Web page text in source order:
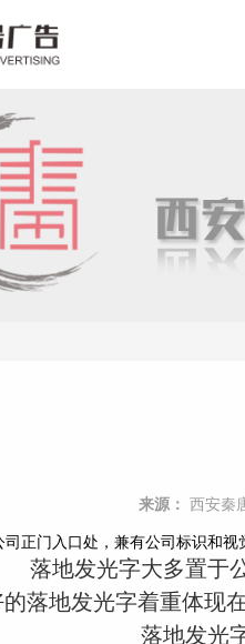
来源： 西安秦
正门入口处，兼有公司标识和视
落地发光字大多置于
落地发光字着重体现
落地发光